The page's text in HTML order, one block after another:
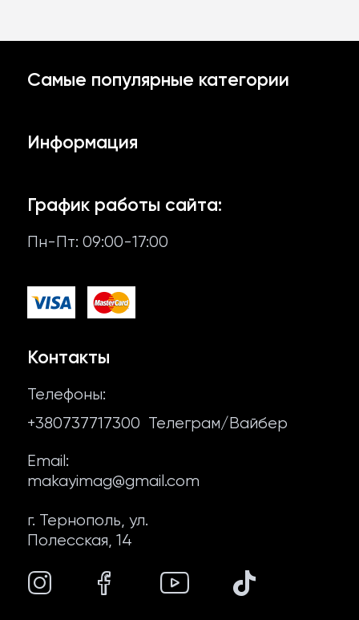
График работы сайта:
Пн-Пт: 09:00-17:00
Самые популярные категории
Аджика и кетчупы
Другие соусы
Мясо для шаурмы
Фалафель
Сопутствующие продукты
Лаваш и пита
Информация
Контакты
Договор оферты
Политика конфиденциальности
О нас
Контакты
Телефоны:
+380737717300 Телеграм/Вайбер
Email:
makayimag@gmail.com
г. Тернополь, ул.
Полесская, 14